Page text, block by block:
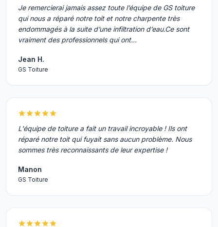
Je remercierai jamais assez toute l’équipe de GS toiture
qui nous a réparé notre toit et notre charpente très
endommagés à la suite d’une infiltration d’eau.Ce sont
vraiment des professionnels qui ont…
Jean H.
GS Toiture
L'équipe de toiture a fait un travail incroyable ! Ils ont
réparé notre toit qui fuyait sans aucun problème. Nous
sommes très reconnaissants de leur expertise !
Manon
GS Toiture